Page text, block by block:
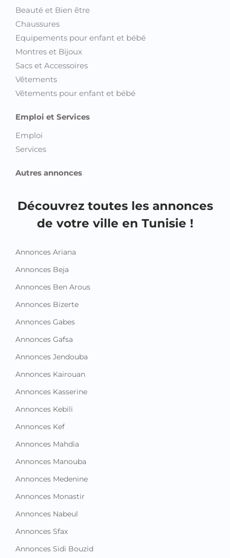
Beauté et Bien être
Chaussures
Equipements pour enfant et bébé
Montres et Bijoux
Sacs et Accessoires
Vêtements
Vêtements pour enfant et bébé
Emploi et Services
Emploi
Services
Autres annonces
Découvrez toutes les annonces
de votre ville en Tunisie !
Annonces Ariana
Annonces Beja
Annonces Ben Arous
Annonces Bizerte
Annonces Gabes
Annonces Gafsa
Annonces Jendouba
Annonces Kairouan
Annonces Kasserine
Annonces Kebili
Annonces Kef
Annonces Mahdia
Annonces Manouba
Annonces Medenine
Annonces Monastir
Annonces Nabeul
Annonces Sfax
Annonces Sidi Bouzid